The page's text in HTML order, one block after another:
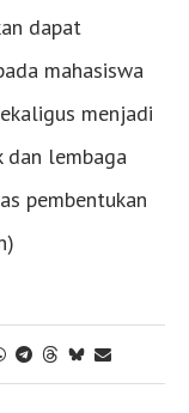
dapat
mahasiswa
menjadi
dan lembaga
pembentukan